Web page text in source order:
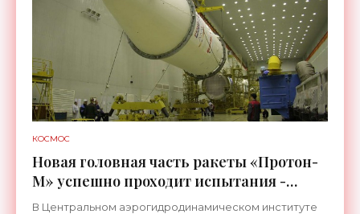
КОСМОС
Новая головная часть ракеты «Протон-
М» успешно проходит испытания -
«Космос»
В Центральном аэрогидродинамическом институте